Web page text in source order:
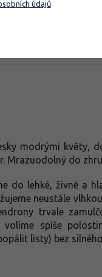
vyšší. Hustý, nízký
zelené po celý
modrými květy,
Mrazuodolný do
do lehké, živné a
neustále
trvale
spíše
listy) bez
údajů